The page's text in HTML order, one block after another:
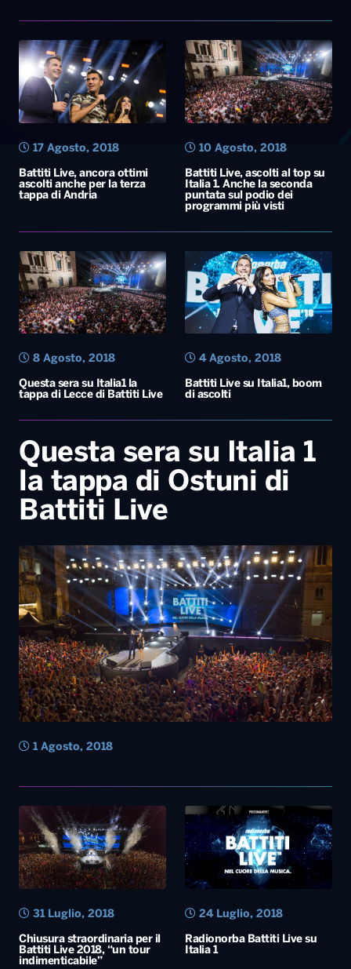
Battiti Live, ancora ottimi
ascolti anche per la terza
tappa di Andria
17 Agosto, 2018
Battiti Live, ascolti al top su
Italia 1. Anche la seconda
puntata sul podio dei
programmi più visti
10 Agosto, 2018
Questa sera su Italia1 la
tappa di Lecce di Battiti Live
8 Agosto, 2018
Battiti Live su Italia1, boom
di ascolti
4 Agosto, 2018
Questa sera su Italia 1
la tappa di Ostuni di
Battiti Live
1 Agosto, 2018
Chiusura straordinaria per il
Battiti Live 2018, “un tour
indimenticabile”
31 Luglio, 2018
Radionorba Battiti Live su
Italia 1
24 Luglio, 2018